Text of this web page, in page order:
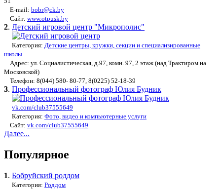
E-mail: bobr@ck.by
Сайт: www.otpusk.by
2. Детский игровой центр "Микрополис"
Категория: Детские центры, кружки, секции и специализированные
школы
Адрес: ул. Социалистическая, д.97, комн. 97, 2 этаж (над Трактиром на
Московской)
Телефон: 8(044) 580- 80-77, 8(0225) 52-18-39
3. Профессиональный фотограф Юлия Будник
vk.com/club37555649
Категория: Фото, видео и компьютерные услуги
Сайт: vk.com/club37555649
Далее...
Популярное
1. Бобруйский роддом
Категория: Роддом